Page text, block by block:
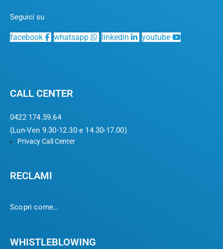
Seguici su
facebook whatsapp linkedin youtube
CALL CENTER
0422 174.59.64
(Lun-Ven 9.30-12.30 e 14.30-17.00)
Privacy Call Center
RECLAMI
Scopri come…
WHISTLEBLOWING